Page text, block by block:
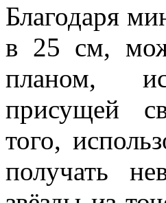
Благодаря
в 25 см,
планом,
присущей
того,
получать